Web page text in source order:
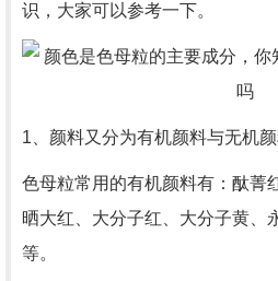
识，大家可以参考一下。
1、颜料又分为有机颜料与无机颜
色母粒常用的有机颜料有：酞菁
晒大红、大分子红、大分子黄、
等。